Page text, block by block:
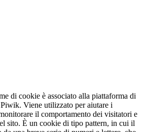
di cookie è associato alla piattaforma di
Viene utilizzato per aiutare i
il comportamento dei visitatori e
sito. È un cookie di tipo pattern, in cui il